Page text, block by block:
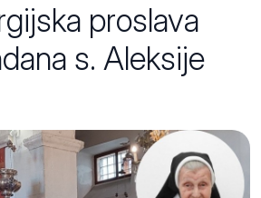
proslava
s. Aleksije